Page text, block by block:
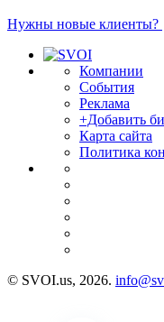
Нужны новые клиенты?
Компании
События
Реклама
+Добавить
Карта сайта
Политика
© SVOI.us, 2026.